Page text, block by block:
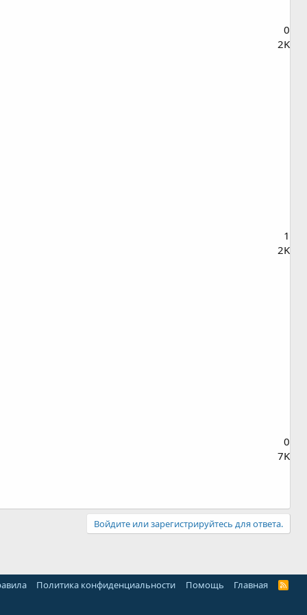
0
2K
1
2K
0
7K
Войдите или зарегистрируйтесь для ответа.
Политика конфиденциальности Помощь Главная
R